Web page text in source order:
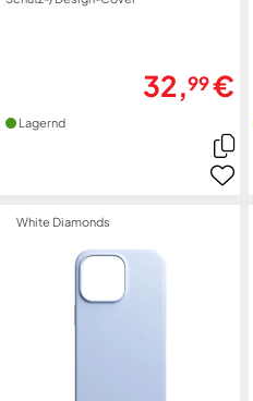
32,99€
Lagernd
White Diamonds